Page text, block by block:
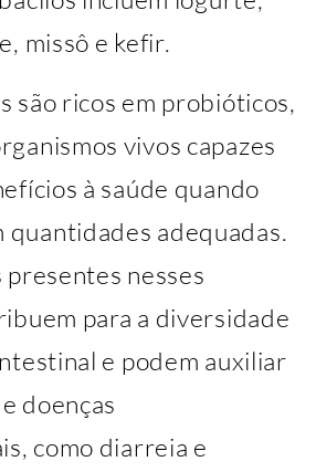
missô e kefir.
são ricos em probióticos,
vivos capazes
à saúde quando
quantidades adequadas.
nesses
para a diversidade
e podem auxiliar
doenças
como diarreia e